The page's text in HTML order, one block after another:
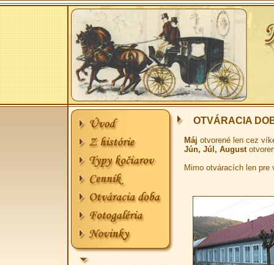
OTVÁRACIA
Máj otvorené len cez
Jún, Júl, August
Mimo otváracích len pre